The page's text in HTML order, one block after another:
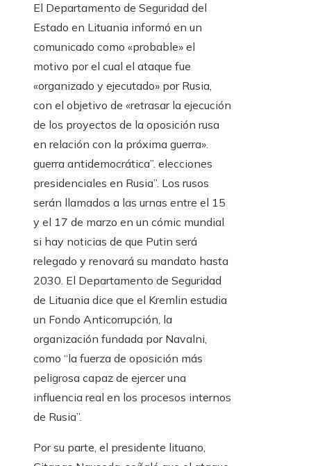
El Departamento de Seguridad del
Estado en Lituania informó en un
comunicado como «probable» el
motivo por el cual el ataque fue
«organizado y ejecutado» por Rusia,
con el objetivo de «retrasar la ejecución
de los proyectos de la oposición rusa
en relación con la próxima guerra».
guerra antidemocrática”. elecciones
presidenciales en Rusia”. Los rusos
serán llamados a las urnas entre el 15
y el 17 de marzo en un cómic mundial
si hay noticias de que Putin será
relegado y renovará su mandato hasta
2030. El Departamento de Seguridad
de Lituania dice que el Kremlin estudia
un Fondo Anticorrupción, la
organización fundada por Navalni,
como “la fuerza de oposición más
peligrosa capaz de ejercer una
influencia real en los procesos internos
de Rusia”.
Por su parte, el presidente lituano,